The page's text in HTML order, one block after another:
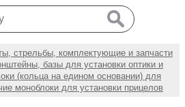
стрельбы, комплектующие и запчасти
базы для установки оптики и
(кольца на едином основании) для
моноблоки для установки прицелов